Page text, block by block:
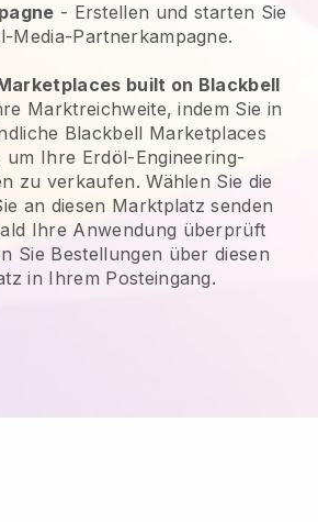
- Erstellen und starten Sie
Media-Partnerkampagne.
built on Blackbell
Marktreichweite, indem Sie in
Blackbell Marketplaces
um Ihre Erdöl-Engineering-
zu verkaufen. Wählen Sie die
an diesen Marktplatz senden
Ihre Anwendung überprüft
Sie Bestellungen über diesen
in Ihrem Posteingang.